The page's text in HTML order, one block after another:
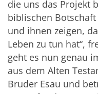
die uns das Projekt
biblischen
und ihnen zeigen,
Leben zu tun hat“,
geht es nun genau
aus dem Alten
Bruder Esau und